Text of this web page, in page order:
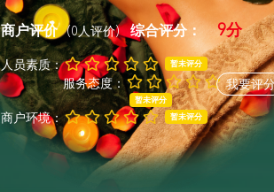
商户评价 (0人评价)综合评分： 9分
人员素质： 暂未评分
服务态度：
暂未评分
商户环境： 暂未评分
我要评